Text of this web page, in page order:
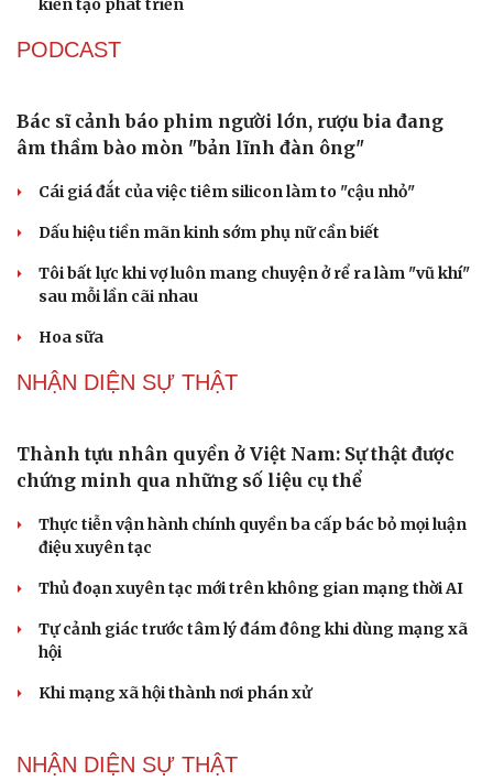
Cao Bằng
Sau 1 tháng sáp nhập tổ dân phố: Công nghệ không thể
QUỐC HỘI
Đánh giá cán bộ bằng KPI: Cần gắn năng lực thực
chất với thu nhập xứng đáng
Giảm thủ tục và điều kiện phải đi kèm các công cụ quản
lý thay thế đủ mạnh
ĐBQH: Trong y tế nếu chỉ mua sắm, nhận máy móc thì
chưa gọi là làm chủ công nghệ
Quốc hội bàn sửa 4 luật liên quan lĩnh vực khoa học công
Nghị quyết 66: Tư duy làm luật chuyển từ quản lý sang
kiến tạo phát triển
PODCAST
Bác sĩ cảnh báo phim người lớn, rượu bia đang
âm thầm bào mòn "bản lĩnh đàn ông"
Cái giá đắt của việc tiêm silicon làm to "cậu nhỏ"
Dấu hiệu tiền mãn kinh sớm phụ nữ cần biết
sau mỗi lần cãi nhau